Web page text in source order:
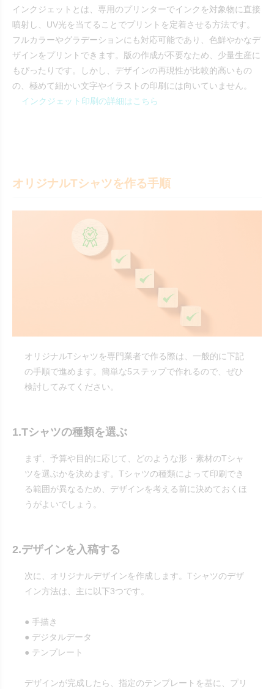
インクジェットとは、専用のプリンターでインクを対象物に直接
噴射し、UV光を当てることでプリントを定着させる方法です。
フルカラーやグラデーションにも対応可能であり、色鮮やかなデ
ザインをプリントできます。版の作成が不要なため、少量生産に
もぴったりです。しかし、デザインの再現性が比較的高いもの
の、極めて細かい文字やイラストの印刷には向いていません。
インクジェット印刷の詳細はこちら
オリジナルTシャツを作る手順
オリジナルTシャツを専門業者で作る際は、一般的に下記
の手順で進めます。簡単な5ステップで作れるので、ぜひ
検討してみてください。
1.Tシャツの種類を選ぶ
まず、予算や目的に応じて、どのような形・素材のTシャ
ツを選ぶかを決めます。Tシャツの種類によって印刷でき
る範囲が異なるため、デザインを考える前に決めておくほ
うがよいでしょう。
2.デザインを入稿する
次に、オリジナルデザインを作成します。Tシャツのデザ
イン方法は、主に以下3つです。
● 手描き
● デジタルデータ
● テンプレート
デザインが完成したら、指定のテンプレートを基に、プリ